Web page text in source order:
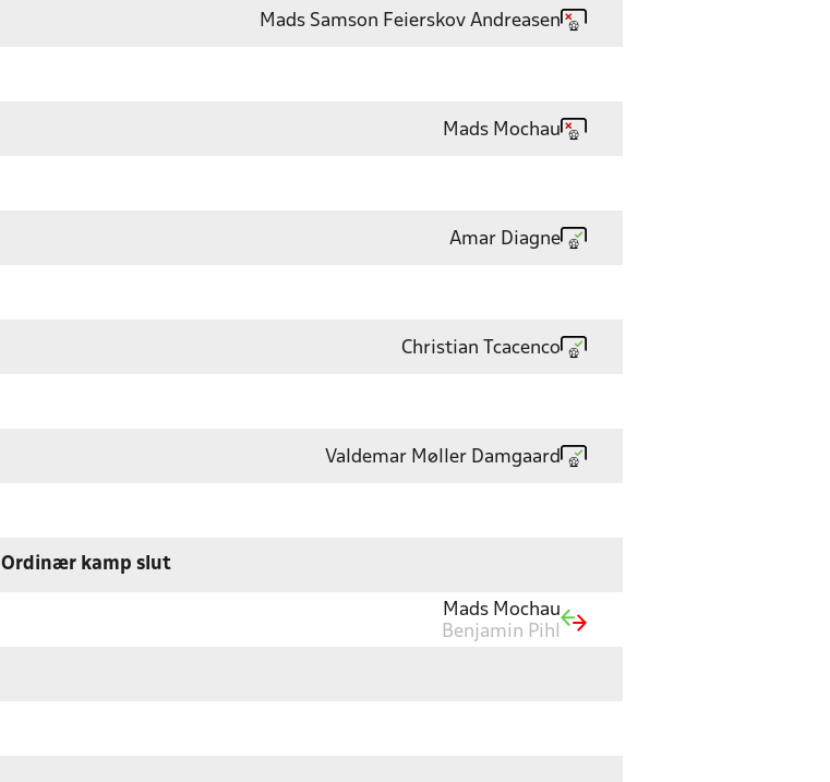
Mads Samson Feierskov Andreasen
Mads Mochau
Amar Diagne
Christian Tcacenco
Valdemar Møller Damgaard
Ordinær kamp slut
Mads Mochau
Benjamin Pihl